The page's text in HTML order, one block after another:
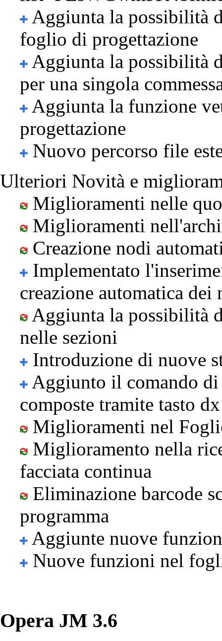
Aggiunta la possibilità
foglio di progettazione
Aggiunta la possibilità
per una singola
Aggiunta la funzione
progettazione
Nuovo percorso file
Ulteriori Novità e
Miglioramenti nelle
Miglioramenti
Creazione nodi
Implementato
creazione automatica dei
Aggiunta la possibilità
nelle sezioni
Introduzione di nuove
Aggiunto il comando
composte tramite tasto
Miglioramenti nel
Miglioramento nella
facciata continua
Eliminazione barcode
programma
Aggiunte nuove
Nuove funzioni nel
Opera JM 3.6